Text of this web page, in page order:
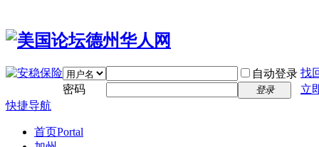
自动登录 找
密码
登录
立
快捷导航
首页Portal